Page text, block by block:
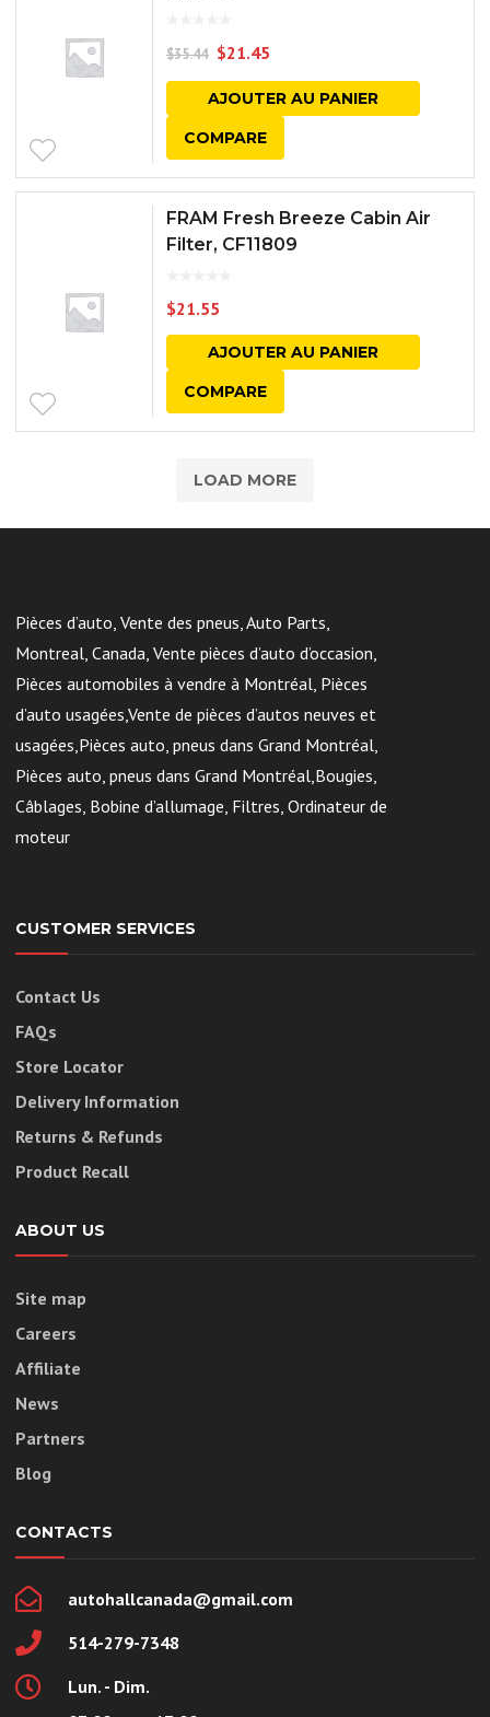
$35.44 $21.45
AJOUTER AU PANIER
COMPARE
FRAM Fresh Breeze Cabin Air
Filter, CF11809
$21.55
AJOUTER AU PANIER
COMPARE
LOAD MORE
Pièces d’auto, Vente des pneus, Auto Parts,
Montreal, Canada, Vente pièces d’auto d’occasion,
Pièces automobiles à vendre à Montréal, Pièces
d’auto usagées,Vente de pièces d’autos neuves et
usagées,Pièces auto, pneus dans Grand Montréal,
Pièces auto, pneus dans Grand Montréal,Bougies,
Câblages, Bobine d’allumage, Filtres, Ordinateur de
moteur
CUSTOMER SERVICES
Contact Us
FAQs
Store Locator
Delivery Information
Returns & Refunds
Product Recall
ABOUT US
Site map
Careers
Affiliate
News
Partners
Blog
CONTACTS
autohallcanada@gmail.com
514-279-7348
Lun. - Dim.